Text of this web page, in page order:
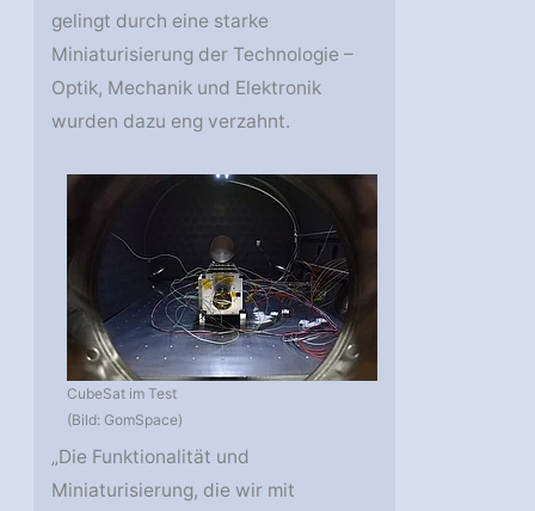
gelingt durch eine starke
Miniaturisierung der Technologie –
Optik, Mechanik und Elektronik
wurden dazu eng verzahnt.
CubeSat im Test
(Bild: GomSpace)
„Die Funktionalität und
Miniaturisierung, die wir mit